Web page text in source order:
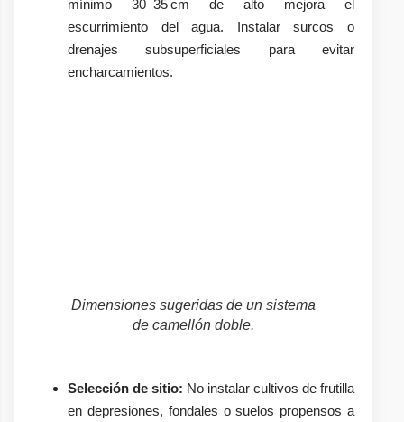
mínimo 30–35 cm de alto mejora el
escurrimiento del agua. Instalar surcos o
drenajes subsuperficiales para evitar
encharcamientos.
Dimensiones sugeridas de un sistema
de camellón doble.
Selección de sitio: No instalar cultivos de frutilla
en depresiones, fondales o suelos propensos a